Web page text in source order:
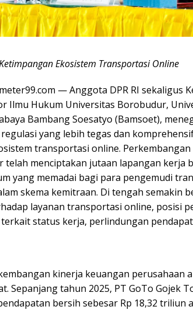
Ekosistem Transportasi Online
— Anggota DPR RI sekaligus
Ilmu Hukum Universitas Borobudur,
Bambang Soesatyo (Bamsoet),
yang lebih tegas dan
transportasi online.
telah menciptakan jutaan lapangan kerja
yang memadai bagi para pengemudi
skema kemitraan. Di tengah semakin
layanan transportasi online, posisi
status kerja, perlindungan
kinerja keuangan perusahaan
Sepanjang tahun 2025, PT GoTo Gojek
bersih sebesar Rp 18,32 triliun